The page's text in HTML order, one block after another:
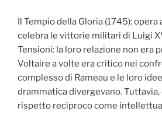
Il Tempio della Gloria (1745): opera
celebra le vittorie militari di Luigi
Tensioni: la loro relazione non era
Voltaire a volte era critico nei
complesso di Rameau e le loro
drammatica divergevano.
rispetto reciproco come